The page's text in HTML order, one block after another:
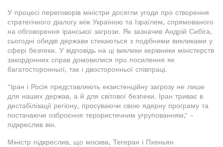
У процесі переговорів міністри досягли угоди про створення
стратегічного діалогу між Україною та Ізраїлем, спрямованого
на обговорення іранської загрози. Як зазначив Андрій Сибіга,
сьогодні обидві держави стикаються з подібними викликами у
сфері безпеки. У відповідь на ці виклики керівники міністерств
закордонних справ домовилися про посилення як
багатосторонньої, так і двосторонньої співпраці.
"Іран і Росія представляють екзистенційну загрозу не лише
для наших держав, а й для світової безпеки. Іран триває в
дестабілізації регіону, просуваючи свою ядерну програму та
постачаючи озброєння терористичним угрупованням," -
підкреслив він.
Міністр підкреслив, що москва, Тегеран і Пхеньян